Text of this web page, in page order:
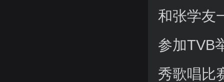
和张学友
参加TVB
秀歌唱比